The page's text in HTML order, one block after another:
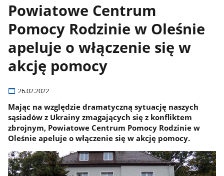
Powiatowe Centrum
Pomocy Rodzinie w Oleśnie
apeluje o włączenie się w
akcję pomocy
26.02.2022
Mając na względzie dramatyczną sytuację naszych
sąsiadów z Ukrainy zmagających się z konfliktem
zbrojnym, Powiatowe Centrum Pomocy Rodzinie w
Oleśnie apeluje o włączenie się w akcję pomocy.